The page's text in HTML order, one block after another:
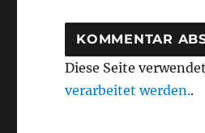
Diese Seite
verarbeitet werden..